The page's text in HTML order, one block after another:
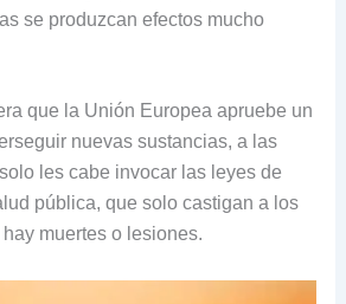
se produzcan efectos mucho
que la Unión Europea apruebe un
nuevas sustancias, a las
les cabe invocar las leyes de
pública, que solo castigan a los
muertes o lesiones.